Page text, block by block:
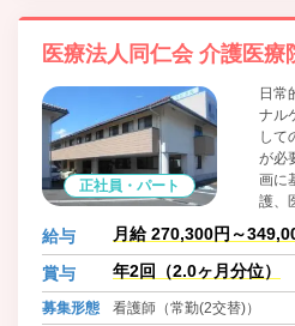
医療法人同仁会 介護医
正社員・パート
日常
ナル
して
が必
画に
護、
び
に日
り、
給与 月給 270,300円～
賞与 年2回（2.0ヶ月分位）
募集形態
看護師（常勤(2交替)）